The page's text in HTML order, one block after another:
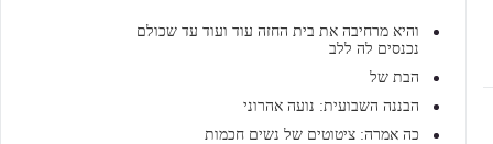
והיא מרחיבה את בית החזה עוד ועוד עד שכולם
נכנסים לה ללב
הבת של
הבננה השבועית: נועה אהרוני
כה אמרה: ציטוטים של נשים חכמות